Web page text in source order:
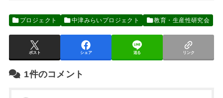
プロジェクト 中津みらいプロジェクト 教育・生産性研究会
ポスト シェア 送る リンク
1件のコメント